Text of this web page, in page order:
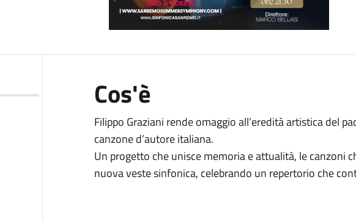
Cos'è
Filippo Graziani rende omaggio all’eredità artistica del
canzone d’autore italiana.
Un progetto che unisce memoria e attualità, le canzoni
nuova veste sinfonica, celebrando un repertorio che